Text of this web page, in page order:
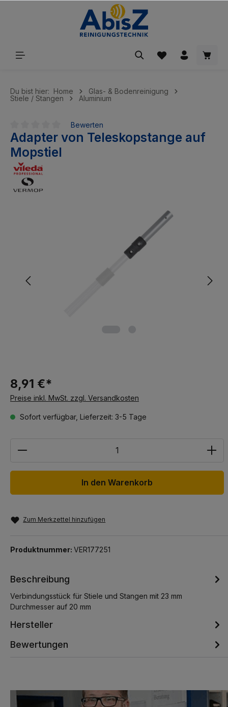
Du bist hier: Home
Glas- & Bodenreinigung
Stiele / Stangen
Aluminium
Durchschnittliche Bewertung von 0 von 5 Sternen
Bewerten
Adapter von Teleskopstange auf
Mopstiel
8,91 €*
Preise inkl. MwSt. zzgl. Versandkosten
Sofort verfügbar, Lieferzeit: 3-5 Tage
In den Warenkorb
Zum Merkzettel hinzufügen
Produktnummer: VER177251
Beschreibung
Verbindungsstück für Stiele und Stangen mit 23 mm
Durchmesser auf 20 mm
Hersteller
Bewertungen